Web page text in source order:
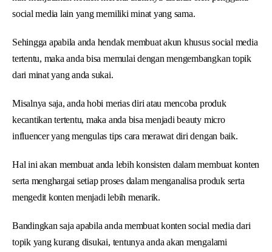
social media lain yang memiliki minat yang sama.
Sehingga apabila anda hendak membuat akun khusus social media
tertentu, maka anda bisa memulai dengan mengembangkan topik
dari minat yang anda sukai.
Misalnya saja, anda hobi merias diri atau mencoba produk
kecantikan tertentu, maka anda bisa menjadi beauty micro
influencer yang mengulas tips cara merawat diri dengan baik.
Hal ini akan membuat anda lebih konsisten dalam membuat konten
serta menghargai setiap proses dalam menganalisa produk serta
mengedit konten menjadi lebih menarik.
Bandingkan saja apabila anda membuat konten social media dari
topik yang kurang disukai, tentunya anda akan mengalami